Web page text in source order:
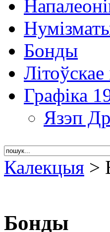
Бонды
Графіка
Язэп
Калекцыя >
Бонды